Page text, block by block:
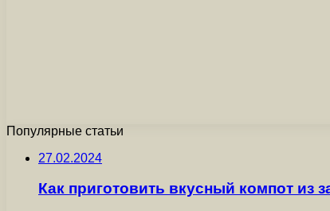
Популярные статьи
27.02.2024
Как приготовить вкусный компот из